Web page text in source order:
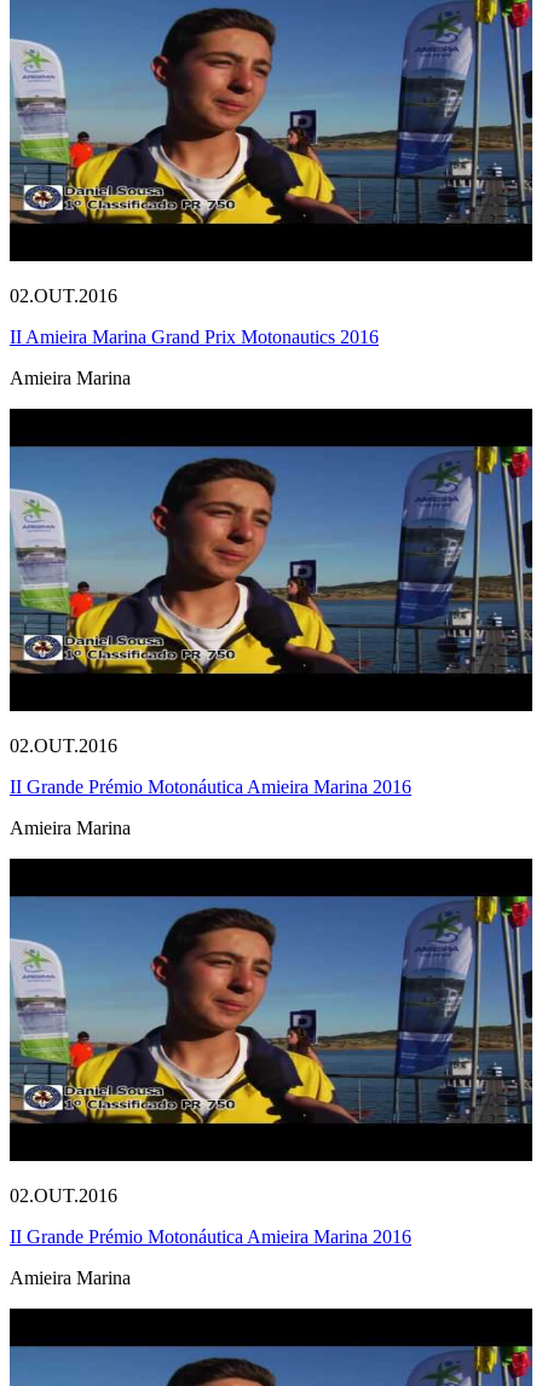
02.OUT.2016
II Amieira Marina Grand Prix Motonautics 2016
Amieira Marina
02.OUT.2016
II Grande Prémio Motonáutica Amieira Marina 2016
Amieira Marina
02.OUT.2016
II Grande Prémio Motonáutica Amieira Marina 2016
Amieira Marina